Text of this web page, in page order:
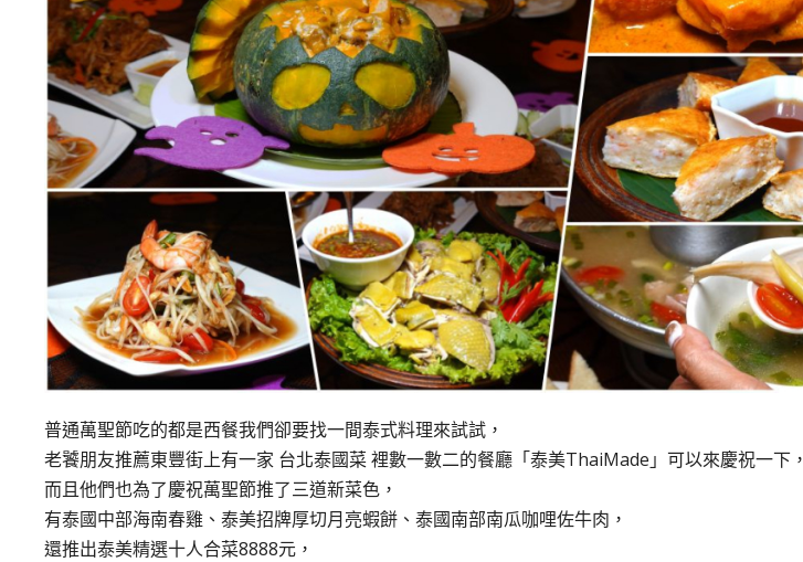
普通萬聖節吃的都是西餐我們卻要找一間泰式料理來試試，
老饕朋友推薦東豐街上有一家 台北泰國菜 裡數一數二的餐廳「泰美ThaiMade」可以來慶祝一下，
而且他們也為了慶祝萬聖節推了三道新菜色，
有泰國中部海南春雞、泰美招牌厚切月亮蝦餅、泰國南部南瓜咖哩佐牛肉，
還推出泰美精選十人合菜8888元，